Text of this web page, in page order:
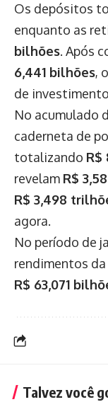
Os depósitos
enquanto as
bilhões. Após
6,441 bilhões,
de
No acumulado
caderneta de
totalizando R$
revelam R$
R$ 3,498
agora.
No período de
rendimentos
R$ 63,071
Talvez você